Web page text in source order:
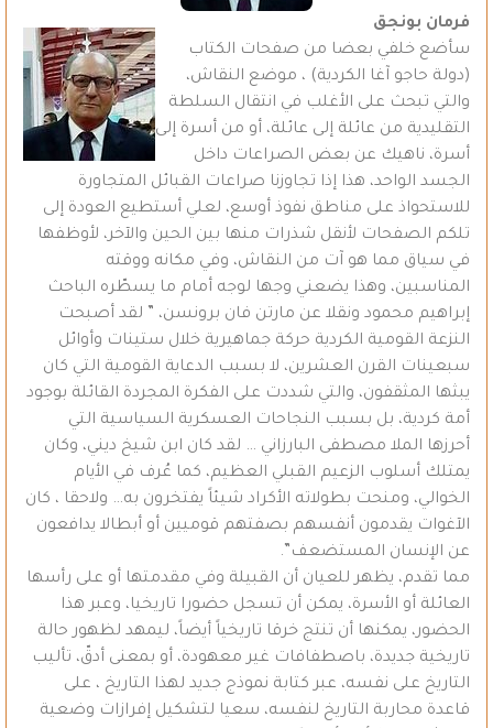
فرمان بونجق
سأضع خلفي بعضا من صفحات الكتاب
(دولة حاجو آغا الكردية) ، موضع النقاش،
والتي تبحث على الأغلب في انتقال السلطة
التقليدية من عائلة إلى عائلة، أو من أسرة إلى
أسرة، ناهيك عن بعض الصراعات داخل
الجسد الواحد، هذا إذا تجاوزنا صراعات القبائل المتجاورة
للاستحواذ على مناطق نفوذ أوسع، لعلي أستطيع العودة إلى
تلكم الصفحات لأنقل شذرات منها بين الحين والآخر، لأوظفها
في سياق مما هو آت من النقاش، وفي مكانه ووقته
المناسبين، وهذا يضعني وجها لوجه أمام ما يسطّره الباحث
إبراهيم محمود ونقلا عن مارتن فان برونسن، ” لقد أصبحت
النزعة القومية الكردية حركة جماهيرية خلال ستينات وأوائل
سبعينات القرن العشرين، لا بسبب الدعاية القومية التي كان
يبثها المثقفون، والتي شددت على الفكرة المجردة القائلة بوجود
أمة كردية، بل بسبب النجاحات العسكرية السياسية التي
أحرزها الملا مصطفى البارزاني … لقد كان ابن شيخ ديني، وكان
يمتلك أسلوب الزعيم القبلي العظيم، كما عُرف في الأيام
الخوالي، ومنحت بطولاته الأكراد شيئاً يفتخرون به… ولاحقا ، كان
الآغوات يقدمون أنفسهم بصفتهم قوميين أو أبطالا يدافعون
عن الإنسان المستضعف”.
مما تقدم، يظهر للعيان أن القبيلة وفي مقدمتها أو على رأسها
العائلة أو الأسرة، يمكن أن تسجل حضورا تاريخيا، وعبر هذا
الحضور، يمكنها أن تنتج خرقا تاريخياً أيضاً، ليمهد لظهور حالة
تاريخية جديدة، باصطفافات غير معهودة، أو بمعنى أدقّ، تأليب
التاريخ على نفسه، عبر كتابة نموذج جديد لهذا التاريخ ، على
قاعدة محاربة التاريخ لنفسه، سعيا لتشكيل إفرازات وضعية